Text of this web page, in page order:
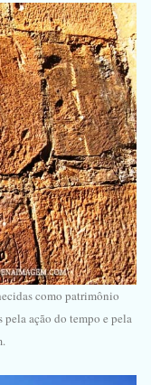
como patrimônio
ação do tempo e pela